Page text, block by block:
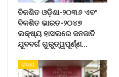
ବିକଶିତ ଓଡ଼ିଶା-୨୦୩୬ ଏବଂ
ବିକଶିତ ଭାରତ-୨୦୪୭
ଲକ୍ଷ୍ୟ ହାସଲରେ ଜନଜାତି
ଯୁବବର୍ଗ ଗୁରୁତ୍ୱପୂର୍ଣ୍ଣ…
ରାଜ୍ୟ